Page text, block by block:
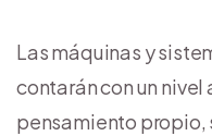
Las máquinas y
contarán con un
pensamiento propio,